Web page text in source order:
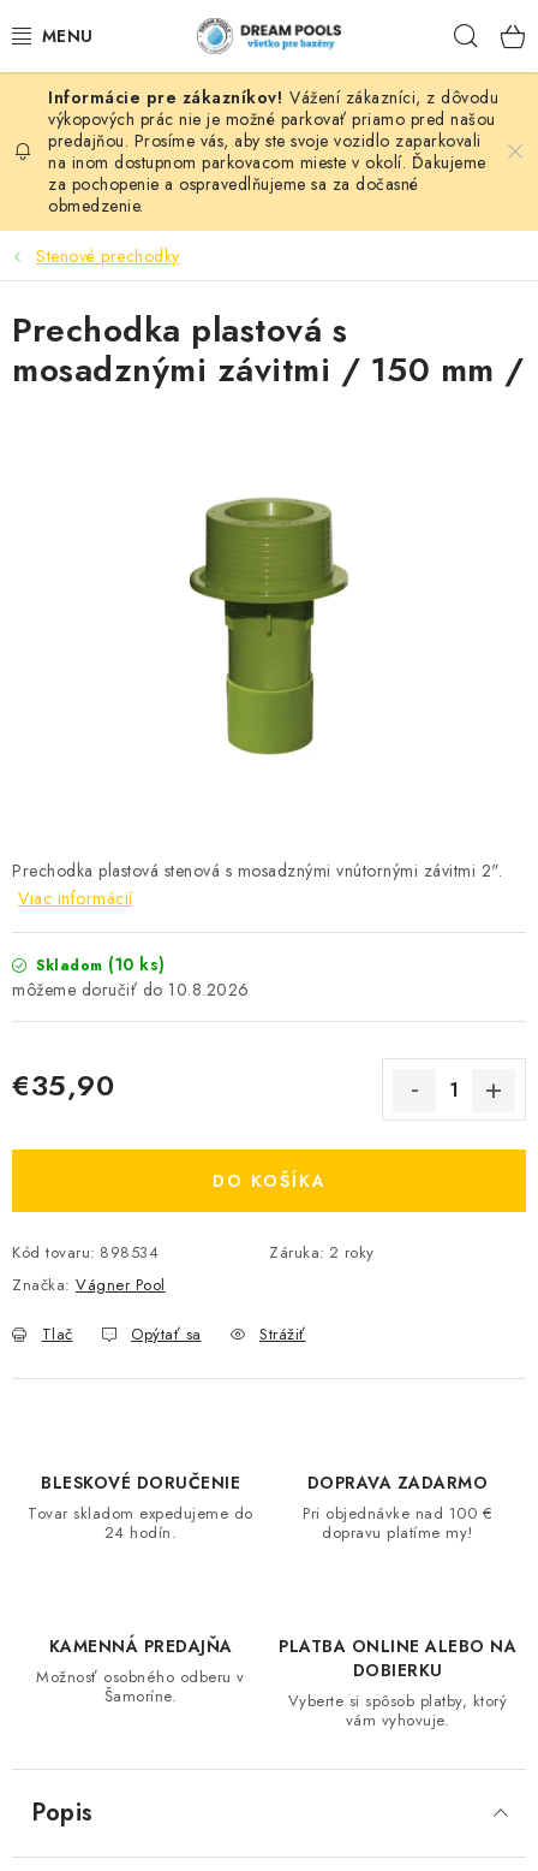
na
BAZÉNY
VÍRIVKY
ASEKO PRÍSLUŠENSTVO
NÁHRADNÉ DIELY
Vážení zákazníci, z dôvodu
výkopových prác nie je možné parkovať priamo pred našou
predajňou. Prosíme vás, aby ste svoje vozidlo zaparkovali
na inom dostupnom parkovacom mieste v okolí. Ďakujeme
za pochopenie a ospravedlňujeme sa za dočasné
obmedzenie.
Stenové prechodky
Prechodka plastová stenová s mosadznými vnútornými závitmi 2".
Viac informácií
Skladom (10 ks)
10.8.2026
€35,90
DO KOŠÍKA
Kód tovaru: 898534 Záruka: 2 roky
Značka: Vágner Pool
Tlač Opýtať sa Strážiť
Prechodka plastová s
mosadznými závitmi / 150 mm /
BLESKOVÉ DORUČENIE
Tovar skladom expedujeme do
24 hodín.
DOPRAVA ZADARMO
Pri objednávke nad 100 €
dopravu platíme my!
KAMENNÁ PREDAJŇA
Možnosť osobného odberu v
Šamoríne.
PLATBA ONLINE ALEBO NA
DOBIERKU
Vyberte si spôsob platby, ktorý
vám vyhovuje.
Popis